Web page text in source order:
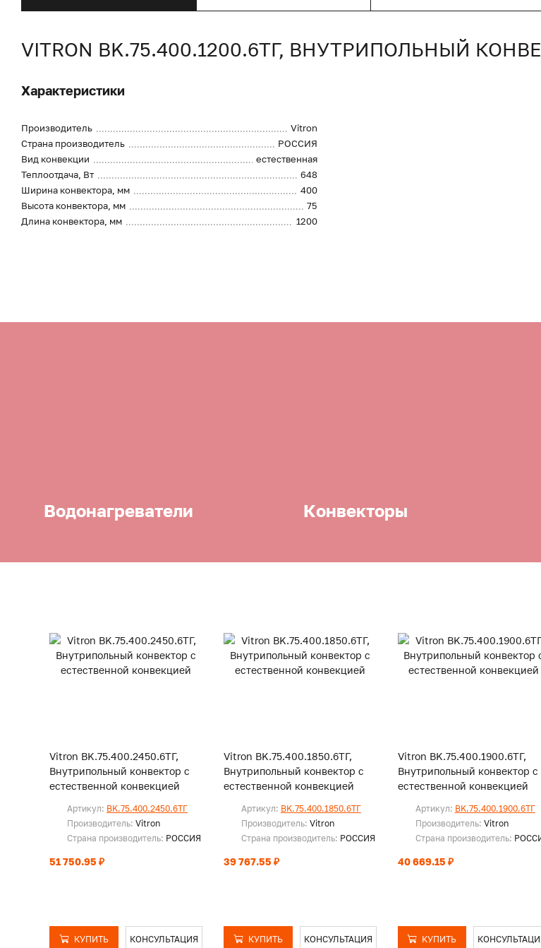
VITRON BK.75.400.1200.6ТГ, ВНУТРИПОЛЬНЫЙ
Характеристики
Производитель
Vitron
Страна производитель
РОССИЯ
Вид конвекции
естественная
Теплоотдача, Вт
648
Ширина конвектора, мм
400
Высота конвектора, мм
75
Длина конвектора, мм
1200
Водонагреватели Конвекторы
Vitron BK.75.400.2450.6ТГ,
Внутрипольный конвектор с
естественной конвекцией
Артикул: BK.75.400.2450.6ТГ
Производитель: Vitron
Страна производитель: РОССИЯ
51 750.95 ₽
КУПИТЬ КОНСУЛЬТАЦИЯ
Vitron BK.75.400.1850.6ТГ,
Внутрипольный конвектор с
естественной конвекцией
Артикул: BK.75.400.1850.6ТГ
Производитель: Vitron
Страна производитель: РОССИЯ
39 767.55 ₽
КУПИТЬ КОНСУЛЬТАЦИЯ
Vitron BK.75.400.1900.6ТГ,
Внутрипольный конвектор с
естественной конвекцией
Артикул: BK.75.400.1900.6ТГ
Производитель: Vitron
Страна производитель:
40 669.15 ₽
КУПИТЬ